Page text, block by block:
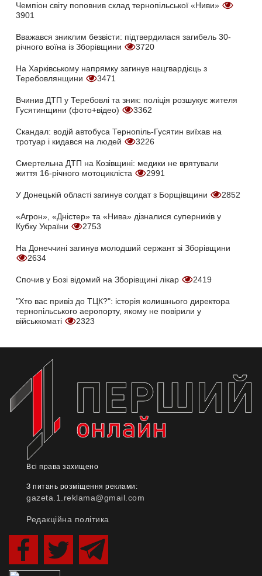
Чемпіон світу поповнив склад тернопільської «Ниви»
3901
Вважався зниклим безвісти: підтвердилася загибель 30-
річного воїна із Зборівщини
3720
На Харківському напрямку загинув нацгвардієць з
Теребовлянщини
3471
Вчинив ДТП у Теребовлі та зник: поліція розшукує жителя
Гусятинщини (фото+відео)
3362
Скандал: водій автобуса Тернопіль-Гусятин виїхав на
тротуар і кидався на людей
3226
Смертельна ДТП на Козівщині: медики не врятували
життя 16-річного мотоцикліста
2991
У Донецькій області загинув солдат з Борщівщини 2852
«Агрон», «Дністер» та «Нива» дізналися суперників у
Кубку України
2753
На Донеччині загинув молодший сержант зі Зборівщини
2634
Спочив у Бозі відомий на Зборівщині лікар 2419
"Хто вас привіз до ТЦК?": історія колишнього директора
тернопільського аеропорту, якому не повірили у
військкоматі
2323
Всі права захищено
З питань розміщення реклами:
gazeta.1.reklama@gmail.com
Редакційна політика